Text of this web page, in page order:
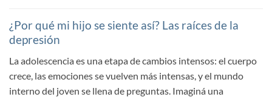
¿Por qué mi hijo se siente así? Las raíces de la
depresión
La adolescencia es una etapa de cambios intensos: el cuerpo
crece, las emociones se vuelven más intensas, y el mundo
interno del joven se llena de preguntas. Imaginá una